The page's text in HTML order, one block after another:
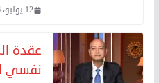
12 يوليو، 2026
عقدة
نفسي